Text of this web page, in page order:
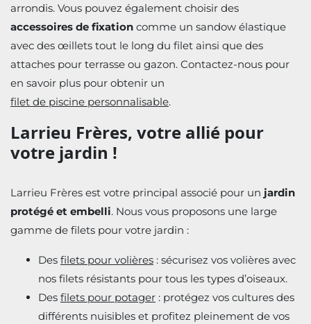
arrondis. Vous pouvez également choisir des
accessoires de fixation comme un sandow élastique
avec des œillets tout le long du filet ainsi que des
attaches pour terrasse ou gazon. Contactez-nous pour
en savoir plus pour obtenir un
filet de piscine personnalisable.
Larrieu Frères, votre allié pour
votre jardin !
Larrieu Frères est votre principal associé pour un jardin
protégé et embelli. Nous vous proposons une large
gamme de filets pour votre jardin :
Des filets pour volières : sécurisez vos volières avec
nos filets résistants pour tous les types d’oiseaux.
Des filets pour potager : protégez vos cultures des
différents nuisibles et profitez pleinement de vos